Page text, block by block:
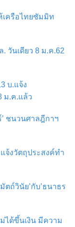
เครือไทยซัมมิท
. วันเดียว 8 ม.ค.62
บ.แจ้ง
ม.ค.แล้ว
’ ชนวนศาลฎีกาฯ
จ้งวัตถุประสงค์ทำ
ตถ์วินัย’กับ’ธนาธร
ได้ขึ้นเงิน มีความ